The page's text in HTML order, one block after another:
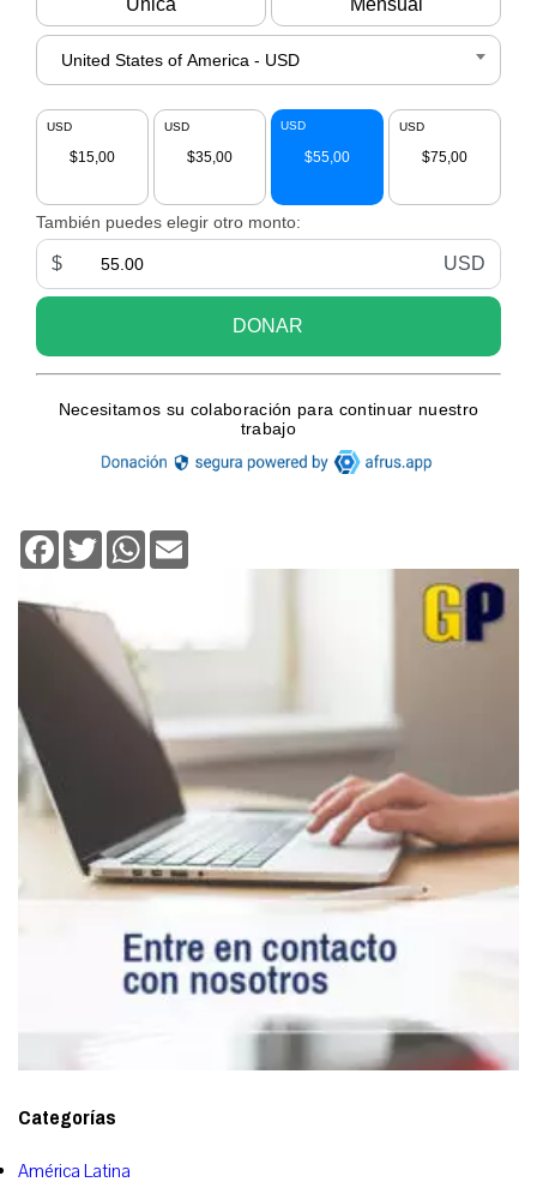
Facebook
TwitterWhatsApp
Categorías
América Latina